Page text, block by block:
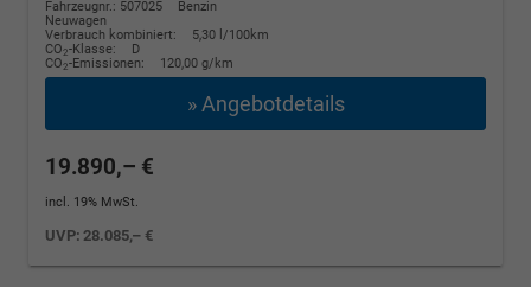
Fahrzeugnr.: 507025
Benzin
Neuwagen
Verbrauch kombiniert:
5,30 l/100km
CO2-Klasse:
D
CO2-Emissionen: 120,00 g/km
» Angebotdetails
19.890,– €
incl. 19% MwSt.
UVP:28.085,– €